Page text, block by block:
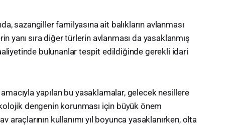
sazangiller familyasına ait balıkların avlanması
yanı sıra diğer türlerin avlanması da yasaklanmış
bulunanlar tespit edildiğinde gerekli idari
yapılan bu yasaklamalar, gelecek nesillere
dengenin korunması için büyük önem
araçlarının kullanımı yıl boyunca yasaklanırken, olta